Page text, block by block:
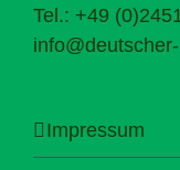
Tel.: +49
Impressum